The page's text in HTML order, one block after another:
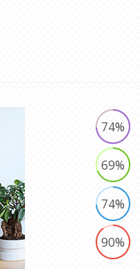
74%
69%
74%
90%